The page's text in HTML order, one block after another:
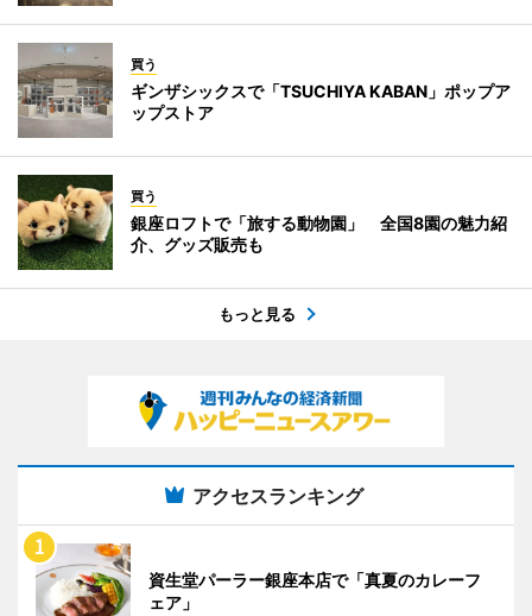
買う
ギンザシックスで「TSUCHIYA KABAN」ポップア
ップストア
買う
銀座ロフトで「旅する動物園」 全国8園の魅力紹
介、グッズ販売も
もっと見る
アクセスランキング
資生堂パーラー銀座本店で「真夏のカレーフ
ェア」